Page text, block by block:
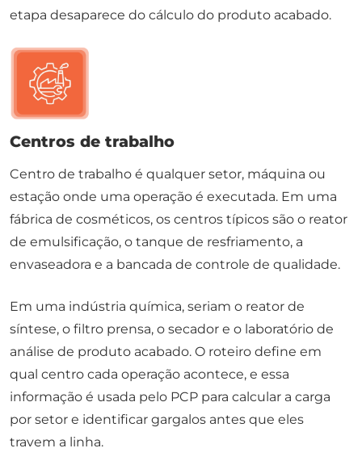
etapa desaparece do cálculo do produto acabado.
Centros de trabalho
Centro de trabalho é qualquer setor, máquina ou
estação onde uma operação é executada. Em uma
fábrica de cosméticos, os centros típicos são o reator
de emulsificação, o tanque de resfriamento, a
envaseadora e a bancada de controle de qualidade.
Em uma indústria química, seriam o reator de
síntese, o filtro prensa, o secador e o laboratório de
análise de produto acabado. O roteiro define em
qual centro cada operação acontece, e essa
informação é usada pelo PCP para calcular a carga
por setor e identificar gargalos antes que eles
travem a linha.